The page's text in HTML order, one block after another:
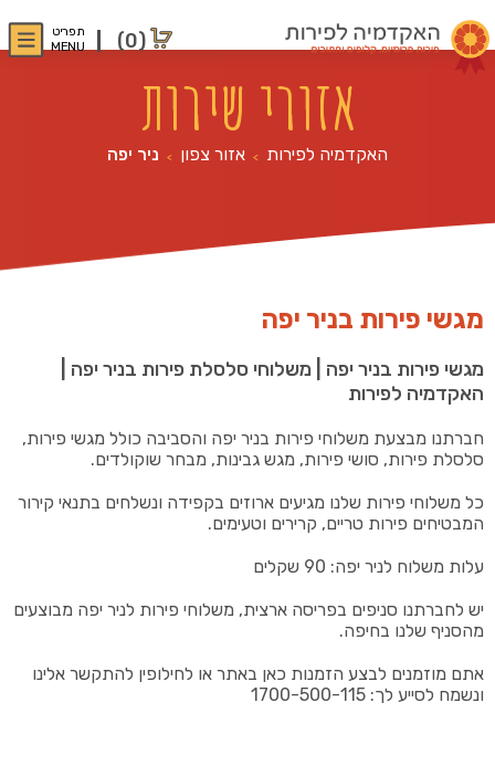
(0)
תפריט
MENU
אזורי שירות
האקדמיה לפירות > אזור צפון > ניר יפה
מגשי פירות בניר יפה
מגשי פירות בניר יפה | משלוחי סלסלת פירות בניר יפה |
האקדמיה לפירות
חברתנו מבצעת משלוחי פירות בניר יפה והסביבה כולל מגשי פירות,
סלסלת פירות, סושי פירות, מגש גבינות, מבחר שוקולדים.
כל משלוחי פירות שלנו מגיעים ארוזים בקפידה ונשלחים בתנאי קירור
המבטיחים פירות טריים, קרירים וטעימים.
עלות משלוח לניר יפה: 90 שקלים
יש לחברתנו סניפים בפריסה ארצית, משלוחי פירות לניר יפה מבוצעים
מהסניף שלנו בחיפה.
אתם מוזמנים לבצע הזמנות כאן באתר או לחילופין להתקשר אלינו
ונשמח לסייע לך: 1700-500-115